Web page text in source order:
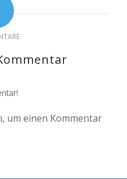
um einen Kommentar